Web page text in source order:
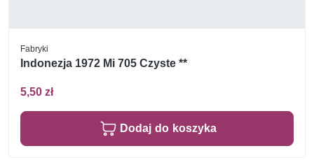
Fabryki
Indonezja 1972 Mi 705 Czyste **
5,50 zł
Dodaj do koszyka